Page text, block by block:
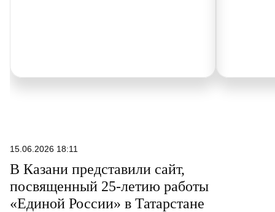
15.06.2026 18:11
В Казани представили сайт,
посвященный 25-летию работы
«Единой России» в Татарстане